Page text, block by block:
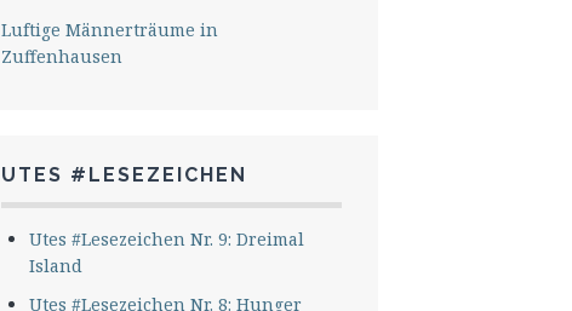
Luftige Männerträume in
Zuffenhausen
UTES #LESEZEICHEN
Utes #Lesezeichen Nr. 9: Dreimal
Island
Utes #Lesezeichen Nr. 8: Hunger